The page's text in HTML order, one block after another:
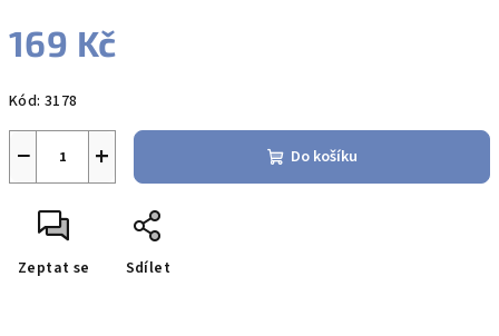
169 Kč
cena:
Kód: 3178
+
− Do košíku
Zeptat se Sdílet